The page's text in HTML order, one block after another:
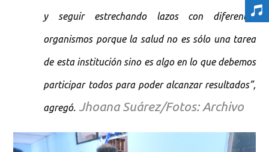
y seguir estrechando lazos con diferentes
organismos porque la salud no es sólo una tarea
de esta institución sino es algo en lo que debemos
participar todos para poder alcanzar resultados”,
agregó. Jhoana Suárez/Fotos: Archivo